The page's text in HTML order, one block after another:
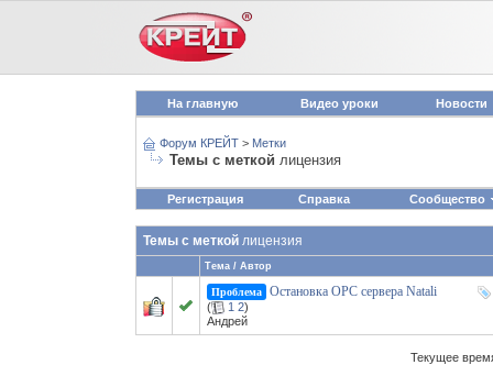
На главную Видео уроки Новости
Форум КРЕЙТ > Метки
Темы с меткой лицензия
Регистрация Справка Сообщество
Темы с меткой лицензия
Тема / Автор
Проблема Остановка OPC сервера Natali
( 1 2)
Андрей
Текущее